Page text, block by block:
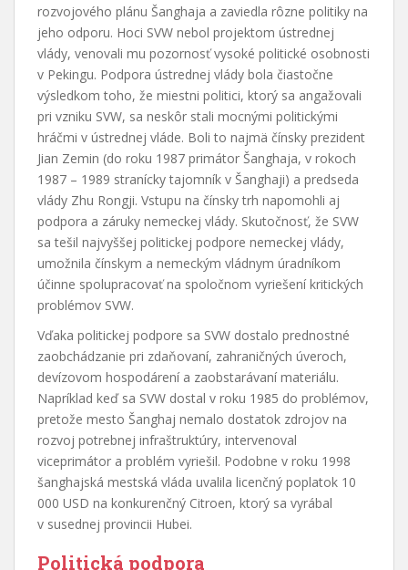
rozvojového plánu Šanghaja a zaviedla rôzne politiky na
jeho odporu. Hoci SVW nebol projektom ústrednej
vlády, venovali mu pozornosť vysoké politické osobnosti
v Pekingu. Podpora ústrednej vlády bola čiastočne
výsledkom toho, že miestni politici, ktorý sa angažovali
pri vzniku SVW, sa neskôr stali mocnými politickými
hráčmi v ústrednej vláde. Boli to najmä čínsky prezident
Jian Zemin (do roku 1987 primátor Šanghaja, v rokoch
1987 – 1989 stranícky tajomník v Šanghaji) a predseda
vlády Zhu Rongji. Vstupu na čínsky trh napomohli aj
podpora a záruky nemeckej vlády. Skutočnosť, že SVW
sa tešil najvyššej politickej podpore nemeckej vlády,
umožnila čínskym a nemeckým vládnym úradníkom
účinne spolupracovať na spoločnom vyriešení kritických
problémov SVW.
Vďaka politickej podpore sa SVW dostalo prednostné
zaobchádzanie pri zdaňovaní, zahraničných úveroch,
devízovom hospodárení a zaobstarávaní materiálu.
Napríklad keď sa SVW dostal v roku 1985 do problémov,
pretože mesto Šanghaj nemalo dostatok zdrojov na
rozvoj potrebnej infraštruktúry, intervenoval
viceprimátor a problém vyriešil. Podobne v roku 1998
šanghajská mestská vláda uvalila licenčný poplatok 10
000 USD na konkurenčný Citroen, ktorý sa vyrábal
v susednej provincii Hubei.
Politická podpora